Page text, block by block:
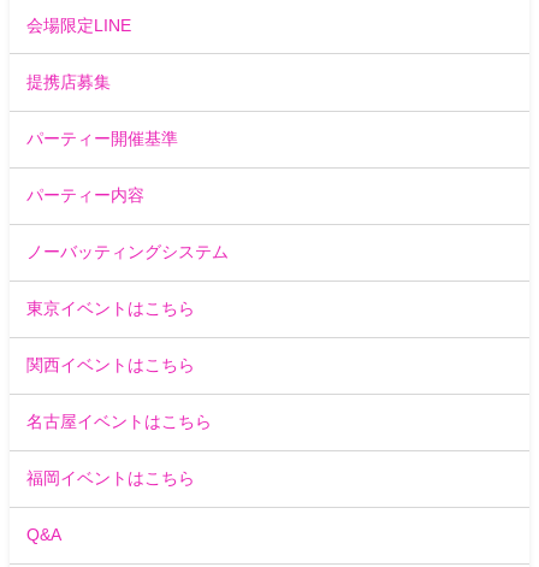
会場限定LINE
提携店募集
パーティー開催基準
パーティー内容
ノーバッティングシステム
東京イベントはこちら
関西イベントはこちら
名古屋イベントはこちら
福岡イベントはこちら
Q&A